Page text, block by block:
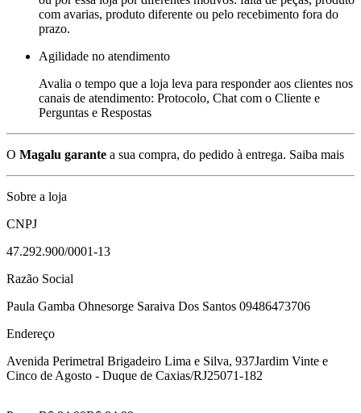
com avarias, produto diferente ou pelo recebimento fora do
prazo.
Agilidade no atendimento
Avalia o tempo que a loja leva para responder aos clientes nos
canais de atendimento: Protocolo, Chat com o Cliente e
Perguntas e Respostas
O Magalu garante a sua compra, do pedido à entrega. Saiba mais
Sobre a loja
CNPJ
47.292.900/0001-13
Razão Social
Paula Gamba Ohnesorge Saraiva Dos Santos 09486473706
Endereço
Avenida Perimetral Brigadeiro Lima e Silva, 937Jardim Vinte e
Cinco de Agosto - Duque de Caxias/RJ25071-182